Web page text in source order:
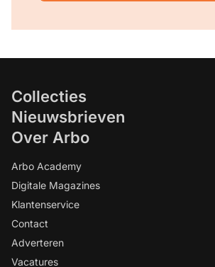
Collecties
Nieuwsbrieven
Over Arbo
Arbo Academy
Digitale Magazines
Klantenservice
Contact
Adverteren
Vacatures